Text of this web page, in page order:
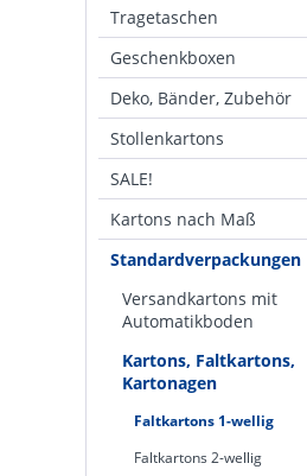
Tragetaschen
Geschenkboxen
Deko, Bänder, Zubehör
Stollenkartons
SALE!
Kartons nach Maß
Standardverpackungen
Versandkartons mit
Automatikboden
Kartons, Faltkartons,
Kartonagen
Faltkartons 1-wellig
Faltkartons 2-wellig